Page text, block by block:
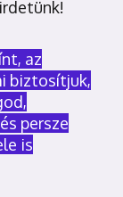
az
biztosítjuk,
persze
is